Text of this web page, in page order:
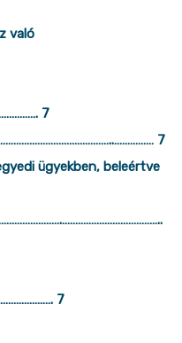
való
7
7
ügyekben, beleértve
7